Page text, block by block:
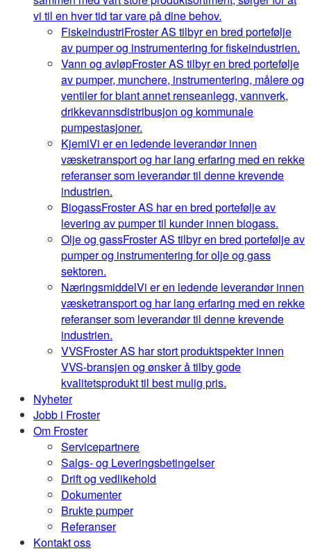
vi til en hver tid tar vare på dine behov.
FiskeindustriFroster AS tilbyr en bred portefølje
av pumper og instrumentering for fiskeindustrien.
Vann og avløpFroster AS tilbyr en bred portefølje
av pumper, munchere, instrumentering, målere og
ventiler for blant annet renseanlegg, vannverk,
drikkevannsdistribusjon og kommunale
pumpestasjoner.
KjemiVi er en ledende leverandør innen
væsketransport og har lang erfaring med en rekke
referanser som leverandør til denne krevende
industrien.
BiogassFroster AS har en bred portefølje av
levering av pumper til kunder innen biogass.
Olje og gassFroster AS tilbyr en bred portefølje av
pumper og instrumentering for olje og gass
sektoren.
NæringsmiddelVi er en ledende leverandør innen
væsketransport og har lang erfaring med en rekke
referanser som leverandør til denne krevende
industrien.
VVSFroster AS har stort produktspekter innen
VVS-bransjen og ønsker å tilby gode
kvalitetsprodukt til best mulig pris.
Nyheter
Jobb i Froster
Om Froster
Servicepartnere
Salgs- og Leveringsbetingelser
Drift og vedlikehold
Dokumenter
Brukte pumper
Referanser
Kontakt oss